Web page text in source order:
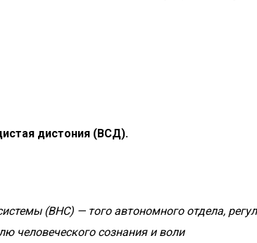
дистония (ВСД).
(ВНС) — того автономного отдела,
человеческого сознания и воли